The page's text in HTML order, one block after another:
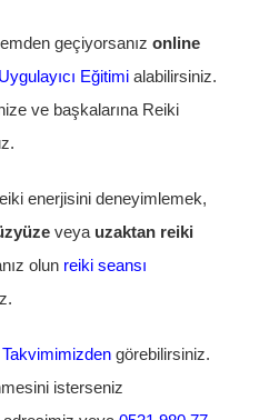
geçiyorsanız online
Eğitimi alabilirsiniz.
ve başkalarına Reiki
enerjisini deneyimlemek,
veya uzaktan reiki
olun reiki seansı
görebilirsiniz.
isterseniz